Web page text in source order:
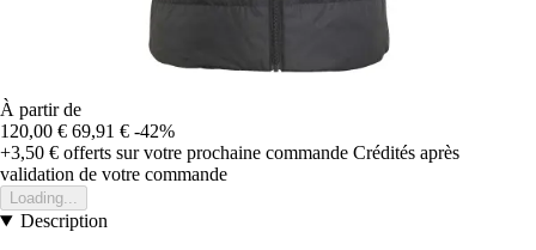
À partir de
120,00 € 69,91 € -42%
+3,50 € offerts sur votre prochaine commande Crédités après
validation de votre commande
Loading...
Description